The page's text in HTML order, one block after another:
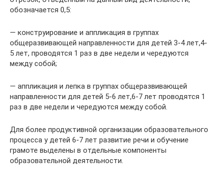
обозначается 0,5:
— конструирование и аппликация в группах
общеразвивающей направленности для детей 3-4 лет,4-
5 лет, проводятся 1 раз в две недели и чередуются
между собой;
— аппликация и лепка в группах общеразвивающей
направленности для детей 5-6 лет,6-7 лет проводятся 1
раз в две недели и чередуются между собой.
Для более продуктивной организации образовательного
процесса у детей 6-7 лет развитие речи и обучение
грамоте выделены в отдельные компоненты
образовательной деятельности.